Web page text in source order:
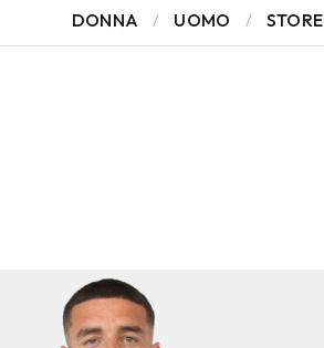
DONNA UOMO STORE